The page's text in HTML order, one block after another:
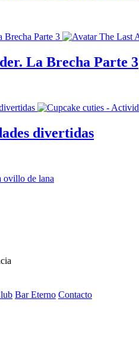
La Brecha Parte 3
divertidas
Bar Eterno Contacto